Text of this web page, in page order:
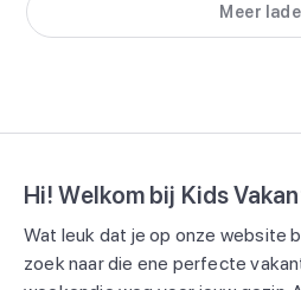
Meer
Hi! Welkom bij Kids
Wat leuk dat je op onze website
zoek naar die ene perfecte